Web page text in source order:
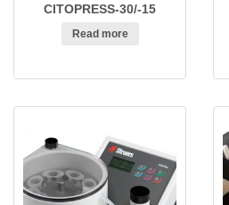
CITOPRESS-30/-15
Read more